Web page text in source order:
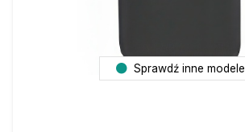
Sprawdź inne modele